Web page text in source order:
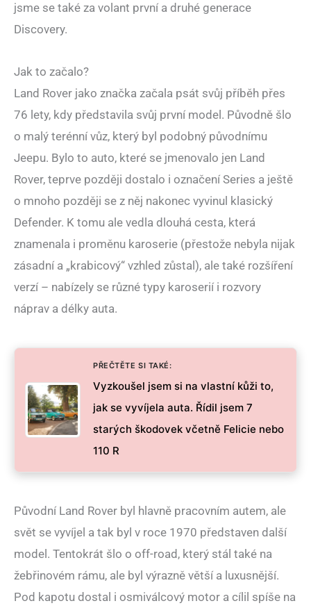
jsme se také za volant první a druhé generace
Discovery.
Jak to začalo?
Land Rover jako značka začala psát svůj příběh přes
76 lety, kdy představila svůj první model. Původně šlo
o malý terénní vůz, který byl podobný původnímu
Jeepu. Bylo to auto, které se jmenovalo jen Land
Rover, teprve později dostalo i označení Series a ještě
o mnoho později se z něj nakonec vyvinul klasický
Defender. K tomu ale vedla dlouhá cesta, která
znamenala i proměnu karoserie (přestože nebyla nijak
zásadní a „krabicový“ vzhled zůstal), ale také rozšíření
verzí – nabízely se různé typy karoserií i rozvory
náprav a délky auta.
PŘEČTĚTE SI TAKÉ:
Vyzkoušel jsem si na vlastní kůži to,
jak se vyvíjela auta. Řídil jsem 7
starých škodovek včetně Felicie nebo
110 R
Původní Land Rover byl hlavně pracovním autem, ale
svět se vyvíjel a tak byl v roce 1970 představen další
model. Tentokrát šlo o off-road, který stál také na
žebřinovém rámu, ale byl výrazně větší a luxusnější.
Pod kapotu dostal i osmiválcový motor a cílil spíše na